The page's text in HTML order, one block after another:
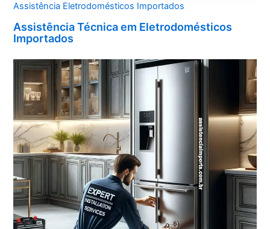
Assistência Eletrodomésticos Importados
Assistência Técnica em Eletrodomésticos
Importados